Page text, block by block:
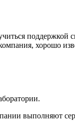
хорошо
выполняют